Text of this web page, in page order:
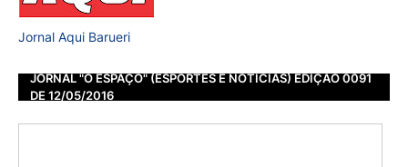
Jornal Aqui Barueri
JORNAL "O ESPAÇO" (ESPORTES E NOTÍCIAS) EDIÇÃO 0091
DE 12/05/2016